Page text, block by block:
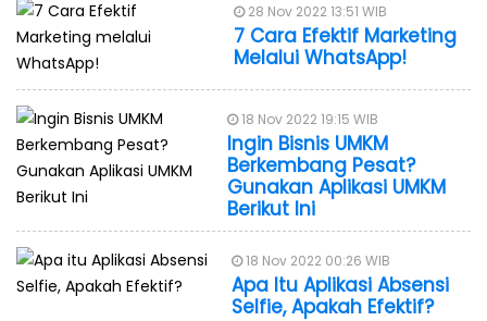
28 Nov 2022 13:51 WIB
7 Cara Efektif Marketing
Melalui WhatsApp!
18 Nov 2022 19:15 WIB
Ingin Bisnis UMKM
Berkembang Pesat?
Gunakan Aplikasi UMKM
Berikut Ini
18 Nov 2022 00:26 WIB
Apa Itu Aplikasi Absensi
Selfie, Apakah Efektif?